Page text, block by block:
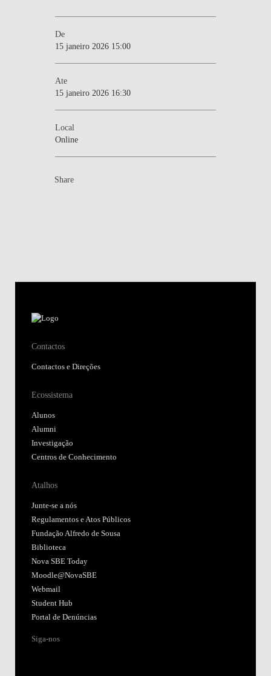
De
15 janeiro 2026 15:00
Ate
15 janeiro 2026 16:30
Local
Online
Share
Contactos
Contactos e Direções
Ecossistema
Alunos
Alumni
Investigação
Centros de Conhecimento
Atalhos
Junte-se a nós
Regulamentos e Atos Públicos
Fundação Alfredo de Sousa
Biblioteca
Nova SBE Today
Moodle@NovaSBE
Webmail
Student Hub
Portal de Denúncias
Siga-nos